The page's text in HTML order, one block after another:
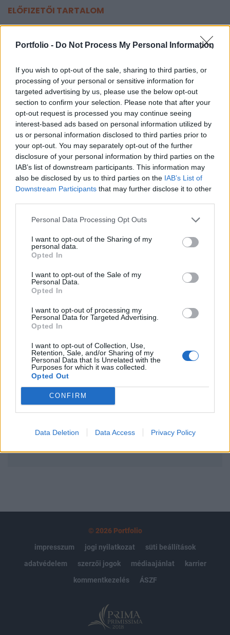
Portfolio - Do Not Process My Personal Information
If you wish to opt-out of the sale, sharing to third parties, or
processing of your personal or sensitive information for
targeted advertising by us, please use the below opt-out
section to confirm your selection. Please note that after your
opt-out request is processed you may continue seeing
interest-based ads based on personal information utilized by
us or personal information disclosed to third parties prior to
your opt-out. You may separately opt-out of the further
disclosure of your personal information by third parties on the
IAB’s list of downstream participants. This information may
also be disclosed by us to third parties on the IAB’s List of
Downstream Participants that may further disclose it to other
Personal Data Processing Opt Outs
I want to opt-out of the Sharing of my
personal data.
Opted In
I want to opt-out of the Sale of my
Personal Data.
Opted In
I want to opt-out of processing my
Personal Data for Targeted Advertising.
Opted In
I want to opt-out of Collection, Use,
Retention, Sale, and/or Sharing of my
Personal Data that Is Unrelated with the
Purposes for which it was collected.
Opted Out
CONFIRM
Data Deletion Data Access Privacy Policy
ELŐFIZETŐI TARTALOM
Visszavonja a MÁV-osztályzást az
S&P
2010. december 22. 13:30
Megerősítette a MÁV "B+" hosszú lejáratú és "B"
rövid lejáratú hitelbesorolását a Standard and
Poor's, egyben bejelentette, hogy a társaság
kérésére visszavonja a MÁV-osztályzatokat.
A társaság osztályzatai mélyen a befektetési kategória
alatt helyezkedtek el "fejlődő" kilátásokkal (ami kicsivel
jobb a negatívnál), az S&P levette a május óta érvényben
lévő figyelőlistáról, egyben bejelentette, hogy a társaság
korábbi besorolást még megerősítette az S&P
hangsúlyozta, a kedvezőbb hírek ellenére...
KEDVES OLVASÓNK!
tartozik, melynek olvasása előfizetéses
regisztrációhoz kötött.
Az előfizetés a következőket tartalmazza:
Portfolio.hu teljes cikkarchívum
Kötéslisták: BÉT elmúlt 2 év napon belüli
kötéslistái
Előfizetés
MÁR ELŐFIZETŐNK VAGY?BEJELENTKEZÉS
© 2026 Portfolio
impresszum
jogi nyilatkozat
süti beállítások
adatvédelem
szerzői jogok médiaajánlat
karrier
kommentkezelés
ÁSZF